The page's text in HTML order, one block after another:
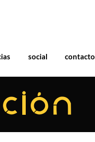
social contacto